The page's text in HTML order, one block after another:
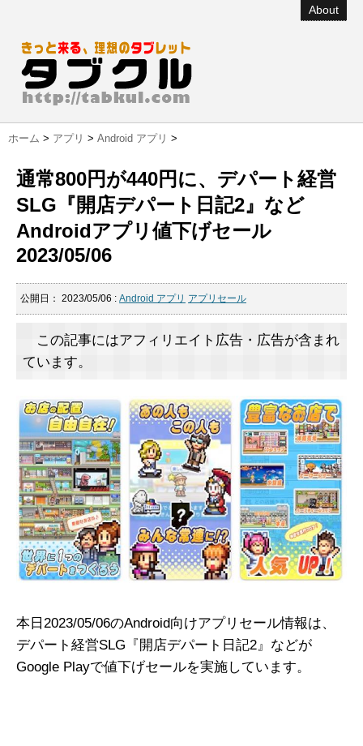
About
ホーム > アプリ > Android アプリ >
通常800円が440円に、デパート経営
SLG『開店デパート日記2』など
Androidアプリ値下げセール
2023/05/06
公開日： 2023/05/06 : Android アプリ アプリセール
この記事にはアフィリエイト広告・広告が含まれ
ています。
本日2023/05/06のAndroid向けアプリセール情報は、
デパート経営SLG『開店デパート日記2』などが
Google Playで値下げセールを実施しています。